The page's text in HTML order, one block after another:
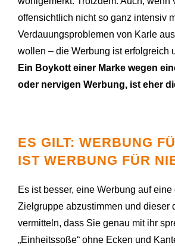
offensichtlich nicht so ganz intensiv
Verdauungsproblemen von Karle
wollen – die Werbung ist erfolgreich
Ein Boykott einer Marke wegen
oder nervigen Werbung, ist eher
ES GILT: WERBUNG
IST WERBUNG FÜR
Es ist besser, eine Werbung auf
Zielgruppe abzustimmen und dieser
vermitteln, dass Sie genau mit ihr
„Einheitssoße“ ohne Ecken und